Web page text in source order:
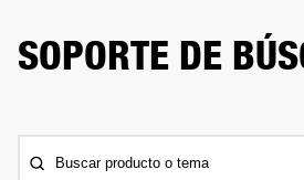
SOPORTE DE
Buscar producto o tema